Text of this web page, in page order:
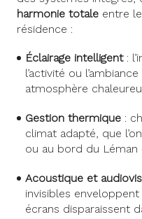
harmonie totale entre
résidence :
Éclairage intelligent:
l’activité ou
atmosphère
Gestion thermique :
climat adapté, que
ou au bord du Léman
Acoustique et
invisibles enveloppent
écrans disparaissent